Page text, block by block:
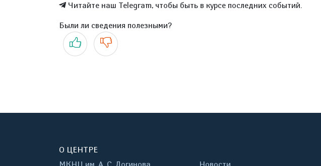
Читайте наш Telegram, чтобы быть в курсе последних событий.
Были ли сведения полезными?
Да Нет
О ЦЕНТРЕ